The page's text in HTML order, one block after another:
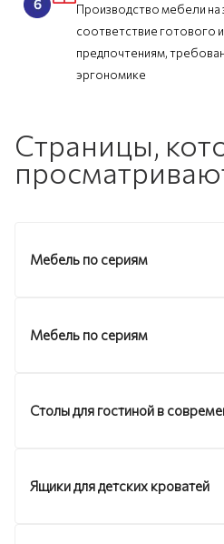
Производство мебели на
соответствие готового
предпочтениям,
эргономике
Страницы,
Мебель по сериям
Мебель по сериям
Столы для гостиной в
Ящики для детских кроватей